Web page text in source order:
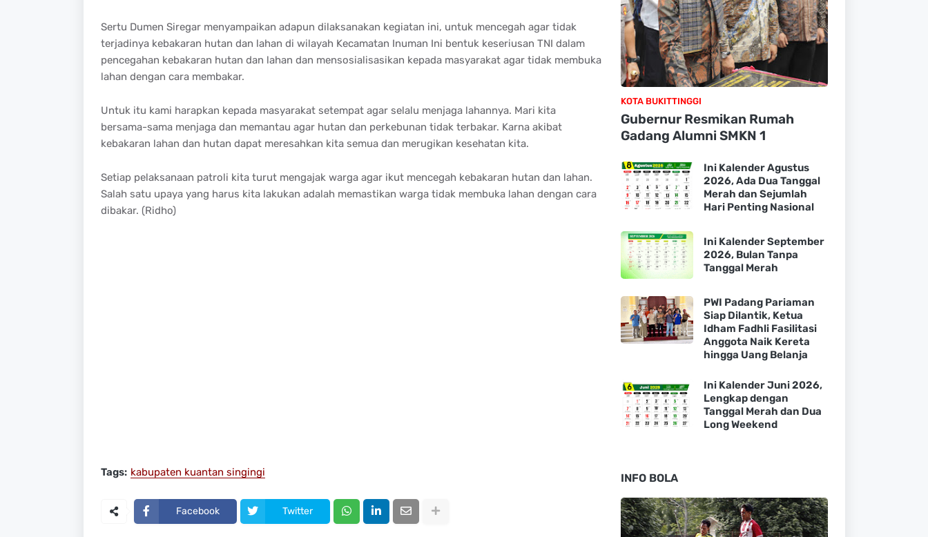
Sertu Dumen Siregar menyampaikan adapun dilaksanakan kegiatan ini, untuk mencegah agar tidak
terjadinya kebakaran hutan dan lahan di wilayah Kecamatan Inuman Ini bentuk keseriusan TNI dalam
pencegahan kebakaran hutan dan lahan dan mensosialisasikan kepada masyarakat agar tidak membuka
lahan dengan cara membakar.
Untuk itu kami harapkan kepada masyarakat setempat agar selalu menjaga lahannya. Mari kita
bersama-sama menjaga dan memantau agar hutan dan perkebunan tidak terbakar. Karna akibat
kebakaran lahan dan hutan dapat meresahkan kita semua dan merugikan kesehatan kita.
Setiap pelaksanaan patroli kita turut mengajak warga agar ikut mencegah kebakaran hutan dan lahan.
Salah satu upaya yang harus kita lakukan adalah memastikan warga tidak membuka lahan dengan cara
dibakar. (Ridho)
Tags: kabupaten kuantan singingi
Facebook Twitter
KOTA BUKITTINGGI
Gubernur Resmikan Rumah
Gadang Alumni SMKN 1
Ini Kalender Agustus
2026, Ada Dua Tanggal
Merah dan Sejumlah
Hari Penting Nasional
Ini Kalender September
2026, Bulan Tanpa
Tanggal Merah
PWI Padang Pariaman
Siap Dilantik, Ketua
Idham Fadhli Fasilitasi
Anggota Naik Kereta
hingga Uang Belanja
Ini Kalender Juni 2026,
Lengkap dengan
Tanggal Merah dan Dua
Long Weekend
INFO BOLA